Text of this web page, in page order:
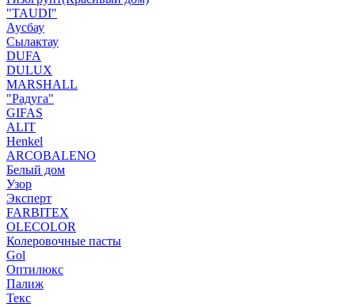
"TAUDI"
Аусбау
Сылактау
DUFA
DULUX
MARSHALL
"Радуга"
GIFAS
ALIT
Henkel
ARCOBALENO
Белый дом
Узор
Эксперт
FARBITEX
OLECOLOR
Колеровочные пасты
Gol
Оптилюкс
Палиж
Текс